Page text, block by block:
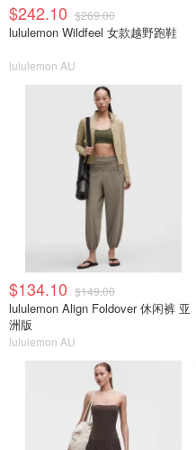
$242.10 $269.00
lululemon Wildfeel 女款越野跑鞋
lululemon AU
$134.10 $149.00
lululemon Align Foldover 休闲裤 亚
洲版
lululemon AU